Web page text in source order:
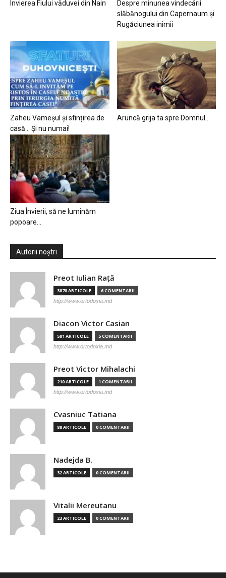
Învierea Fiului văduvei din Nain
Despre minunea vindecării
slăbănogului din Capernaum și
Rugăciunea inimii
Zaheu Vameșul și sfințirea de
casă… Și nu numai!
Aruncă grija ta spre Domnul…
Ziua Învierii, să ne luminăm
popoare…
Autorii noștri
Preot Iulian Raţă
3878 ARTICOLE 6 COMENTARII
http://www.ortodoxia.md
Diacon Victor Casian
581 ARTICOLE 5 COMENTARII
http://www.ortodoxia.md
Preot Victor Mihalachi
210 ARTICOLE 1 COMENTARII
http://www.ortodoxia.md
Cvasniuc Tatiana
88 ARTICOLE 0 COMENTARII
Nadejda B.
32 ARTICOLE 0 COMENTARII
Vitalii Mereutanu
23 ARTICOLE 0 COMENTARII